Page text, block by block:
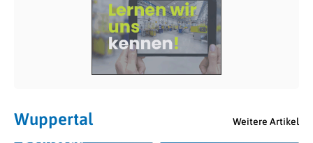
Wuppertal Weitere Artikel